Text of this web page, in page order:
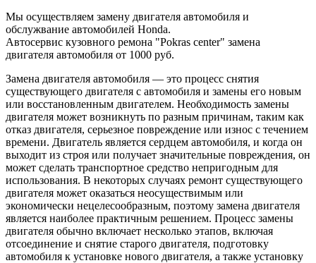
Мы осуществляем замену двигателя автомобиля и
обслужвание автомобилей Honda.
Автосервис кузовного ремона "Pokras center" замена
двигателя автомобиля от 1000 руб.
Замена двигателя автомобиля — это процесс снятия
существующего двигателя с автомобиля и замены его новым
или восстановленным двигателем. Необходимость замены
двигателя может возникнуть по разным причинам, таким как
отказ двигателя, серьезное повреждение или износ с течением
времени. Двигатель является сердцем автомобиля, и когда он
выходит из строя или получает значительные повреждения, он
может сделать транспортное средство непригодным для
использования. В некоторых случаях ремонт существующего
двигателя может оказаться неосуществимым или
экономически нецелесообразным, поэтому замена двигателя
является наиболее практичным решением. Процесс замены
двигателя обычно включает несколько этапов, включая
отсоединение и снятие старого двигателя, подготовку
автомобиля к установке нового двигателя, а также установку